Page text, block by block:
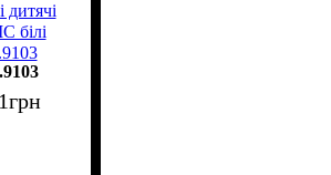
дитячі
білі
грн